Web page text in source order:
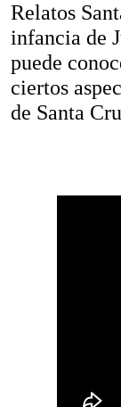
Relatos
infancia de
puede
ciertos
de Santa